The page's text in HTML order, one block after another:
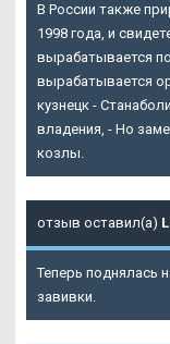
В России также
1998 года, и
вырабатывается
вырабатывается
кузнецк -
владения, - Но
козлы.
отзыв оставил(а)
Теперь поднялась
завивки.